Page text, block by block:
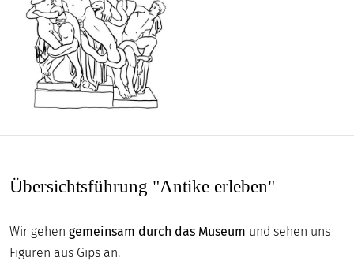
Übersichtsführung "Antike erleben"
Wir gehen gemeinsam durch das Museum und sehen uns
Figuren aus Gips an.